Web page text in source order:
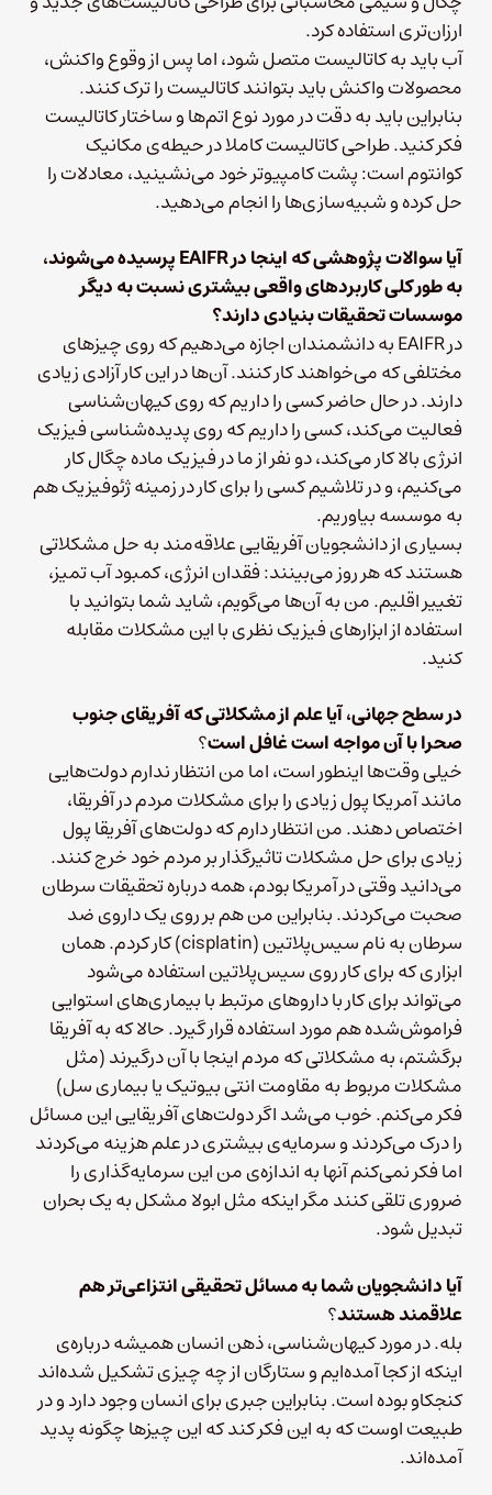
ارزان‌تری استفاده کرد.
آب باید به کاتالیست متصل شود، اما پس از وقوع واکنش،
محصولات واکنش باید بتوانند کاتالیست را ترک کنند.
بنابراین باید به دقت در مورد نوع اتم‌ها و ساختار کاتالیست
فکر کنید. طراحی کاتالیست کاملا در حیطه‌ی مکانیک
کوانتوم است: پشت کامپیوتر خود می‌نشینید، معادلات را
حل کرده و شبیه‌سازی‌ها را انجام می‌دهید.
آیا سوالات پژوهشی که اینجا درEAIFR پرسیده می‌شوند
،
به طور کلی کاربردهای واقعی بیشتری نسبت به دیگر
موسسات تحقیقات بنیادی دارند؟
در EAIFR به دانشمندان اجازه می‌دهیم که روی چیزهای
مختلفی که می‌خواهند کار کنند. آن‌ها در این کار آزادی زیادی
دارند. در حال حاضر کسی را داریم که روی کیهان‌شناسی
فعالیت می‌کند، کسی را داریم که روی پدیده‌شناسی فیزیک
انرژی بالا کار می‌کند، دو نفر از ما در فیزیک ماده چگال کار
می‌کنیم، و در تلاشیم کسی را برای کار در زمینه ژئوفیزیک هم
به موسسه بیاوریم.
بسیاری از دانشجویان آفریقایی علاقه‌مند به حل مشکلاتی
هستند که هر روز می‌بینند: فقدان انرژی، کمبود آب تمیز،
تغییر اقلیم. من به آن‌ها می‌گویم، شاید شما بتوانید با
استفاده از ابزارهای فیزیک نظری با این مشکلات مقابله
کنید.
در سطح جهانی، آیا علم از مشکلاتی که آفریقای جنوب
صحرا با آن مواجه است غافل است؟
خیلی وقت‌ها اینطور است، اما من انتظار ندارم دولت‌هایی
مانند آمریکا پول زیادی را برای مشکلات مردم در آفریقا،
اختصاص دهند. من انتظار دارم که دولت‌های آفریقا پول
زیادی برای حل مشکلات تاثیرگذار بر مردم خود خرج کنند.
می‌دانید وقتی در آمریکا بودم، همه درباره تحقیقات سرطان
صحبت می‌کردند. بنابراین من هم بر روی یک داروی ضد
سرطان به نام سیس‌پلاتین (cisplatin) کار کردم. همان
ابزاری که برای کار روی سیس‌پلاتین استفاده می‌شود
می‌تواند برای کار با داروهای مرتبط با بیماری‌های استوایی
فراموش‌شده هم مورد استفاده قرار گیرد. حالا که به آفریقا
برگشتم، به مشکلاتی که مردم اینجا با آن درگیرند (مثل
مشکلات مربوط به مقاومت انتی بیوتیک یا بیماری سل)
فکر می‌کنم. خوب می‌شد اگر دولت‌های آفریقایی این مسائل
را درک می‌کردند و سرمایه‌ی بیشتری در علم هزینه می‌کردند
اما فکر نمی‌کنم آنها به اندازه‌ی من این سرمایه‌گذاری را
ضروری تلقی کنند مگر اینکه مثل ابولا مشکل به یک بحران
تبدیل شود.
آیا دانشجویان شما به مسائل تحقیقی انتزاعی‌تر هم
علاقمند هستند؟
بله. در مورد کیهان‌شناسی، ذهن انسان همیشه درباره‌ی
اینکه از کجا آمده‌ایم و ستارگان از چه چیزی تشکیل شده‌اند
کنجکاو بوده است. بنابراین جبری برای انسان وجود دارد و در
طبیعت اوست که به این فکر کند که این چیزها چگونه پدید
آمده‌اند.